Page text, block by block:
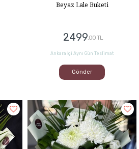
Beyaz Lale Buketi
2499,00 TL
Ankara İçi Aynı Gün Teslimat
Gönder